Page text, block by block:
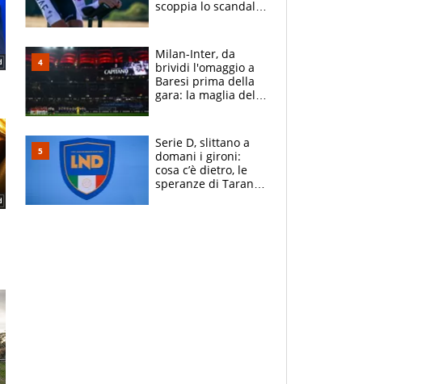
scoppia lo scandalo:
atlete
Milan-Inter, da
brividi l'omaggio a
Baresi prima della
gara: la maglia del
Serie D, slittano a
domani i gironi:
cosa c’è dietro, le
speranze di Taranto